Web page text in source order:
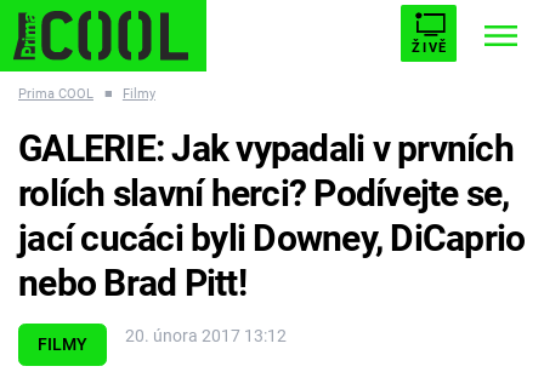
ŽIVĚ
ESCAPE PLNEJ KOTEL AVENGERS 5
Témata
Prima COOL ■ Filmy
FILMY 20. února 2017 13:12
GALERIE: Jak vypadali v prvních
rolích slavní herci? Podívejte se,
jací cucáci byli Downey, DiCaprio
nebo Brad Pitt!